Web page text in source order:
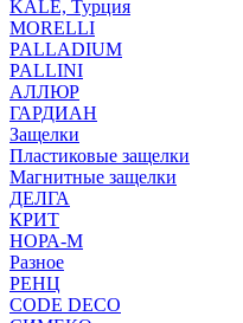
KALE, Турция
MORELLI
PALLADIUM
PALLINI
АЛЛЮР
ГАРДИАН
Защелки
Пластиковые защелки
Магнитные защелки
ДЕЛГА
КРИТ
НОРА-М
Разное
РЕНЦ
СODE DECO